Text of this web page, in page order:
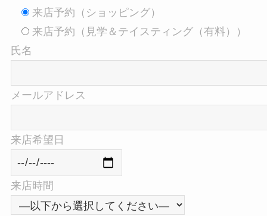
来店予約（ショッピング）
来店予約（見学＆テイスティング（有料））
氏名
メールアドレス
来店希望日
来店時間